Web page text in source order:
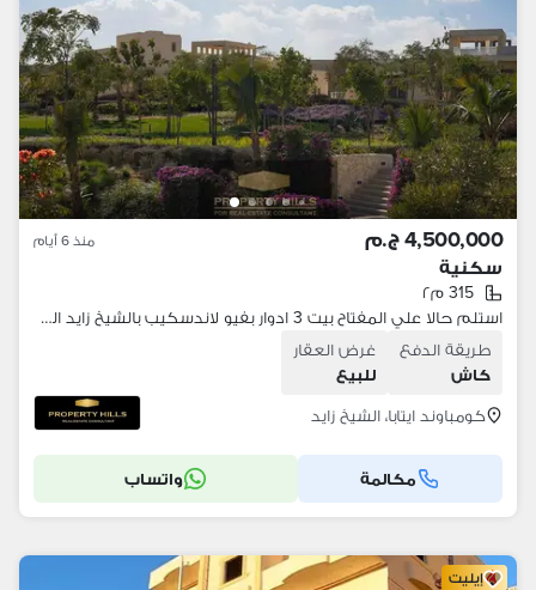
4,500,000 ج.م منذ 6 أيام
سكنية
315 م٢
استلم حالا علي المفتاح بيت 3 ادوار بفيو لاندسكيب بالشيخ زايد القديمة بجانب الربوة وميدوز بارك
طريقة الدفع
كاش
غرض العقار
للبيع
كومباوند ايتابا، الشيخ زايد
مكالمة واتساب
إيليت